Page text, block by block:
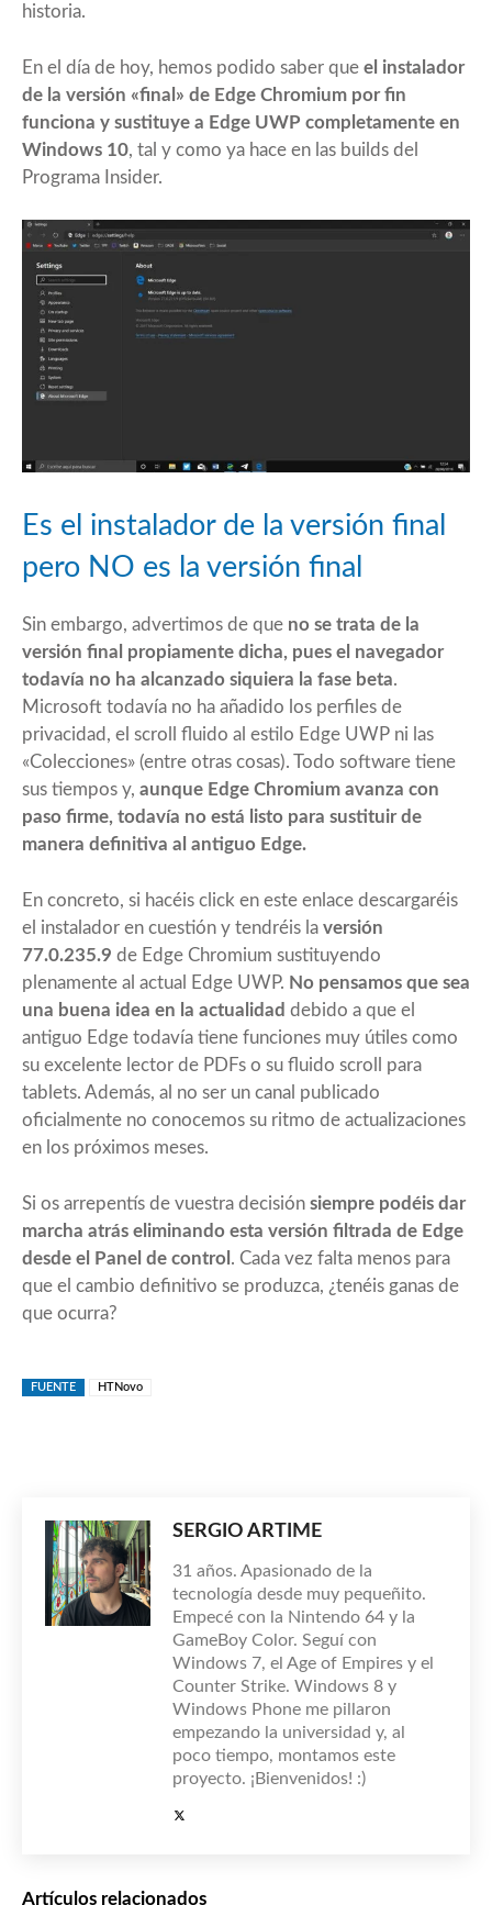
historia.
En el día de hoy, hemos podido saber que el instalador
de la versión «final» de Edge Chromium por fin
funciona y sustituye a Edge UWP completamente en
Windows 10, tal y como ya hace en las builds del
Programa Insider.
Es el instalador de la versión final
pero NO es la versión final
Sin embargo, advertimos de que no se trata de la
versión final propiamente dicha, pues el navegador
todavía no ha alcanzado siquiera la fase beta.
Microsoft todavía no ha añadido los perfiles de
privacidad, el scroll fluido al estilo Edge UWP ni las
«Colecciones» (entre otras cosas). Todo software tiene
sus tiempos y, aunque Edge Chromium avanza con
paso firme, todavía no está listo para sustituir de
manera definitiva al antiguo Edge.
En concreto, si hacéis click en este enlace descargaréis
el instalador en cuestión y tendréis la versión
77.0.235.9 de Edge Chromium sustituyendo
plenamente al actual Edge UWP. No pensamos que sea
una buena idea en la actualidad debido a que el
antiguo Edge todavía tiene funciones muy útiles como
su excelente lector de PDFs o su fluido scroll para
tablets. Además, al no ser un canal publicado
oficialmente no conocemos su ritmo de actualizaciones
en los próximos meses.
Si os arrepentís de vuestra decisión siempre podéis dar
marcha atrás eliminando esta versión filtrada de Edge
desde el Panel de control . Cada vez falta menos para
que el cambio definitivo se produzca, ¿tenéis ganas de
que ocurra?
FUENTE HTNovo
SERGIO ARTIME
31 años. Apasionado de la
tecnología desde muy pequeñito.
Empecé con la Nintendo 64 y la
GameBoy Color. Seguí con
Windows 7, el Age of Empires y el
Counter Strike. Windows 8 y
Windows Phone me pillaron
empezando la universidad y, al
poco tiempo, montamos este
proyecto. ¡Bienvenidos! :)
Artículos relacionados